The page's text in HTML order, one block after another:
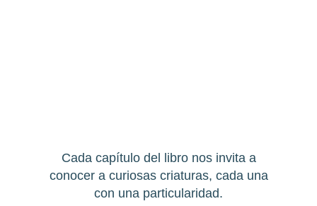
Cada capítulo del libro nos invita a
conocer a curiosas criaturas, cada una
con una particularidad.